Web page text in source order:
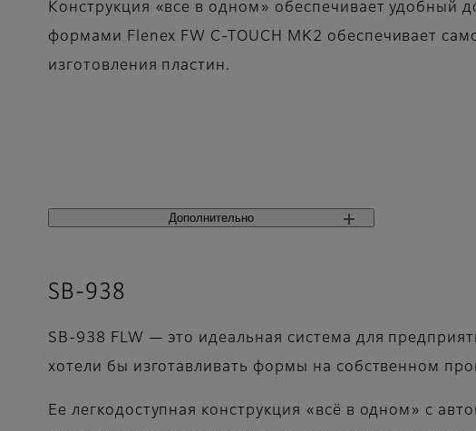
Конструкция «все в одном» обеспечивает удобный
формами Flenex FW C-TOUCH MK2 обеспечивает
изготовления пластин.
Дополнительно
SB-938
SB-938 FLW — это идеальная система для
хотели бы изготавливать формы на собственном
Ее легкодоступная конструкция «всё в одном» с